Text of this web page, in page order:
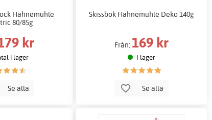
Hahnemühle
80/85g
kr
i lager
Se alla
Skissbok Hahnemühle Deko 140g
Från: 169 kr
I lager
Se alla